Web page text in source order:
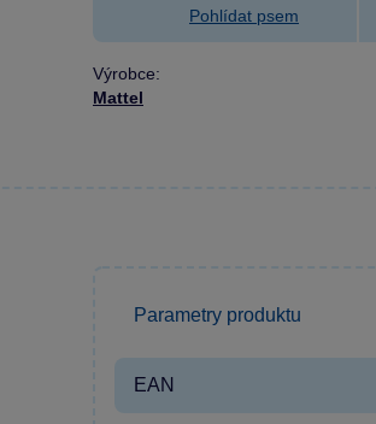
Pohlídat psem
Výrobce:
Mattel
Parametry produktu
EAN